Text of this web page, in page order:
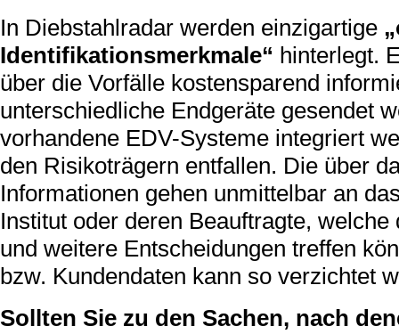
In Diebstahlradar werden einzigartige
Identifikationsmerkmale“ hinterlegt.
über die Vorfälle kostensparend
unterschiedliche Endgeräte gesendet
vorhandene EDV-Systeme integriert
den Risikoträgern entfallen. Die über
Informationen gehen unmittelbar an
Institut oder deren Beauftragte,
und weitere Entscheidungen treffen
bzw. Kundendaten kann so verzichtet
Sollten Sie zu den Sachen, nach